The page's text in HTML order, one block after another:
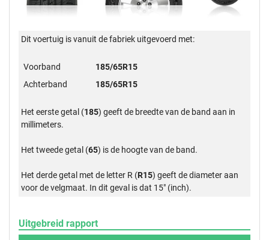
Dit voertuig is vanuit de fabriek uitgevoerd met:
Voorband
185/65R15
Achterband
185/65R15
Het eerste getal (185) geeft de breedte van de band aan in
millimeters.
Het tweede getal (65) is de hoogte van de band.
Het derde getal met de letter R (R15) geeft de diameter aan
voor de velgmaat. In dit geval is dat 15" (inch).
Uitgebreid rapport